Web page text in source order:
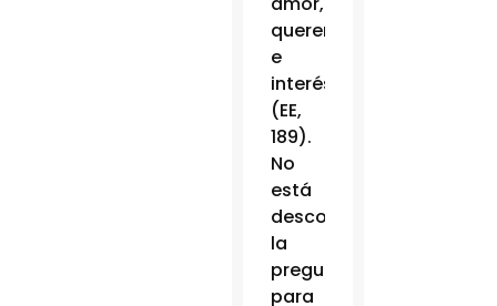
querer
e
interés’
(EE,
189).
No
está
descontada
la
pregunta
para